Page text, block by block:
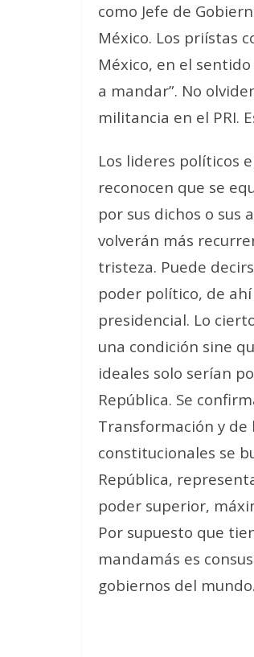
como Jefe de
México. Los priístas
México, en el
a mandar”. No
militancia en el PRI.
Los lideres políticos
reconocen que se
por sus dichos o sus
volverán más
tristeza. Puede
poder político, de
presidencial. Lo
una condición sine
ideales solo serían
República. Se
Transformación y de
constitucionales se
República,
poder superior,
Por supuesto que
mandamás es
gobiernos del mundo.